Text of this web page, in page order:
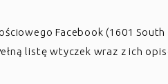
Facebook (1601 South
listę wtyczek wraz z ich